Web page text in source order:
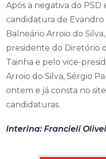
Após a negativa do
candidatura de Evandro
Balneário Arroio do
presidente do Diretório
Tainha e pelo vice-
Arroio do Silva, Sérgio
ontem e já consta no
candidaturas.
Interina: Francieli